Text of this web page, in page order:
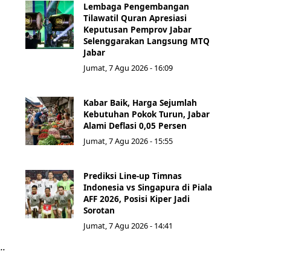
Lembaga Pengembangan
Tilawatil Quran Apresiasi
Keputusan Pemprov Jabar
Selenggarakan Langsung MTQ
Jabar
Jumat, 7 Agu 2026 - 16:09
Kabar Baik, Harga Sejumlah
Kebutuhan Pokok Turun, Jabar
Alami Deflasi 0,05 Persen
Jumat, 7 Agu 2026 - 15:55
Prediksi Line-up Timnas
Indonesia vs Singapura di Piala
AFF 2026, Posisi Kiper Jadi
Sorotan
Jumat, 7 Agu 2026 - 14:41